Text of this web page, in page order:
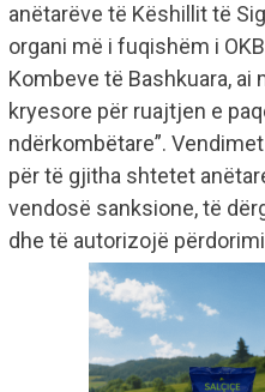
anëtarëve të Këshillit të
organi më i fuqishëm i
Kombeve të Bashkuara,
kryesore për ruajtjen e
ndërkombëtare”.
për të gjitha shtetet
vendosë sanksione, të
dhe të autorizojë